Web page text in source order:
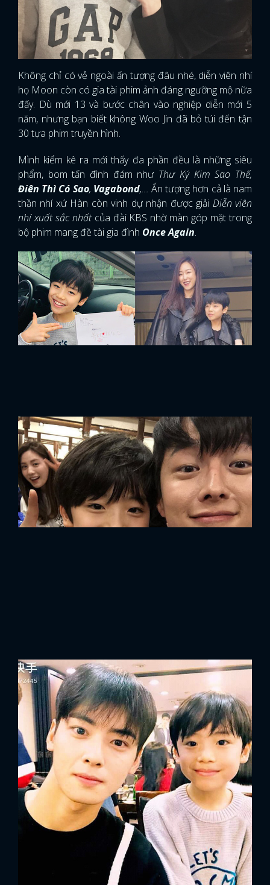
x
ĐĂNG NHẬP
Không chỉ có vẻ ngoài ấn tượng đâu nhé, diễn viên nhí
họ Moon còn có gia tài phim ảnh đáng ngưỡng mộ nữa
đấy. Dù mới 13 và bước chân vào nghiệp diễn mới 5
năm, nhưng bạn biết không Woo Jin đã bỏ túi đến tận
30 tựa phim truyền hình.
Mình kiểm kê ra mới thấy đa phần đều là những siêu
phẩm, bom tấn đình đám như Thư Ký Kim Sao Thế,
Điên Thì Có Sao, Vagabond,... Ấn tượng hơn cả là nam
thần nhí xứ Hàn còn vinh dự nhận được giải Diễn viên
nhí xuất sắc nhấtcủa đài KBS nhờ màn góp mặt trong
bộ phim mang đề tài gia đình Once Again.